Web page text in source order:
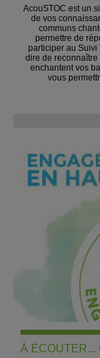
AcouSTOC est un
de vos
communs
permettre de
participer au Suivi
dire de
enchantent vos
vous
À ÉCOUTER...